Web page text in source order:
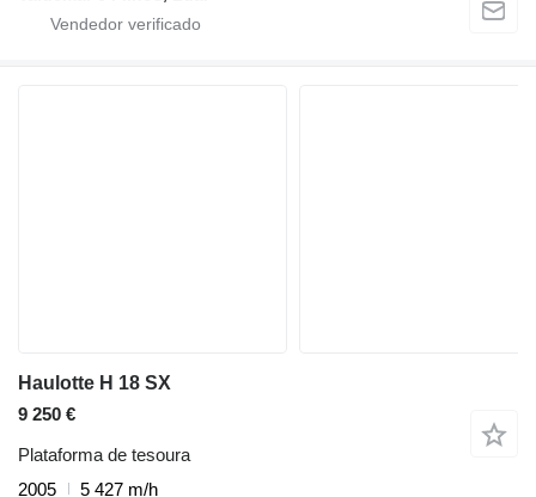
Haulotte H 18 SX
9 250 €
Plataforma de tesoura
2005
5 427 m/h